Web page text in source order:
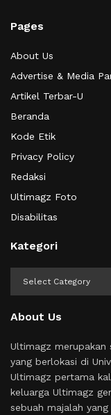
Pages
About Us
Advertise & Media
Artikel Terbar-U
Beranda
Kode Etik
Privacy Policy
Redaksi
Ultimagz Foto
Disabilitas
Kategori
About Us
Ultimagz merupakan
yang berlokasi di
Ultimagz pertama
keluarga Ultimagz
sebuah majalah